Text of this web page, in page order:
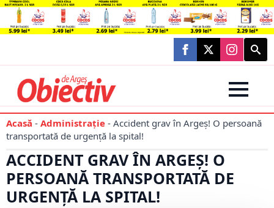
Search
for:
Acasă - Administraţie - Accident grav în Argeș! O persoană
transportată de urgență la spital!
ACCIDENT GRAV ÎN ARGEȘ! O
PERSOANĂ TRANSPORTATĂ DE
URGENȚĂ LA SPITAL!